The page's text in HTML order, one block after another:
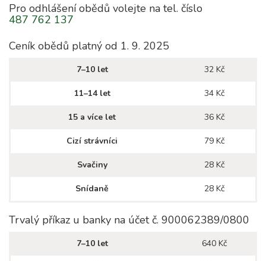
Pro odhlášení obědů volejte na tel. číslo
487 762 137
Ceník obědů platný od 1. 9. 2025
7–10 let 32 Kč
11–14 let 34 Kč
15 a více let 36 Kč
Cizí strávníci 79 Kč
Svačiny 28 Kč
Snídaně 28 Kč
Trvalý příkaz u banky na účet č. 900062389/0800
7–10 let 640 Kč